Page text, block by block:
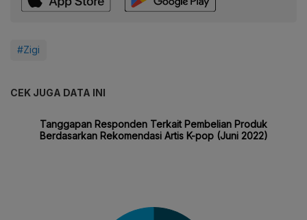
#Zigi
CEK JUGA DATA INI